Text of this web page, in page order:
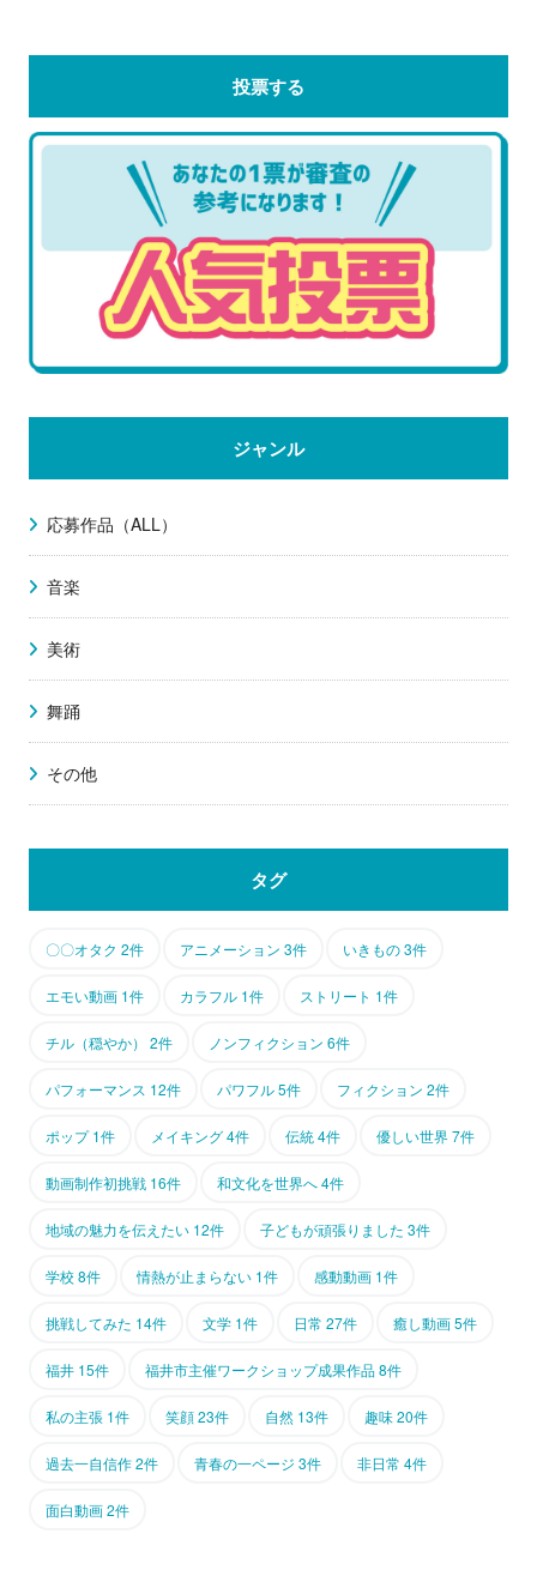
投票する
ジャンル
応募作品（ALL）
音楽
美術
舞踊
その他
タグ
〇〇オタク 2件 アニメーション 3件 いきもの 3件
エモい動画 1件 カラフル 1件 ストリート 1件
チル（穏やか） 2件 ノンフィクション 6件
パフォーマンス 12件 パワフル 5件 フィクション 2件
ポップ 1件 メイキング 4件 伝統 4件 優しい世界 7件
動画制作初挑戦 16件 和文化を世界へ 4件
地域の魅力を伝えたい 12件 子どもが頑張りました 3件
学校 8件 情熱が止まらない 1件 感動動画 1件
挑戦してみた 14件 文学 1件 日常 27件 癒し動画 5件
福井 15件 福井市主催ワークショップ成果作品 8件
私の主張 1件 笑顔 23件 自然 13件 趣味 20件
過去一自信作 2件 青春の一ページ 3件 非日常 4件
面白動画 2件